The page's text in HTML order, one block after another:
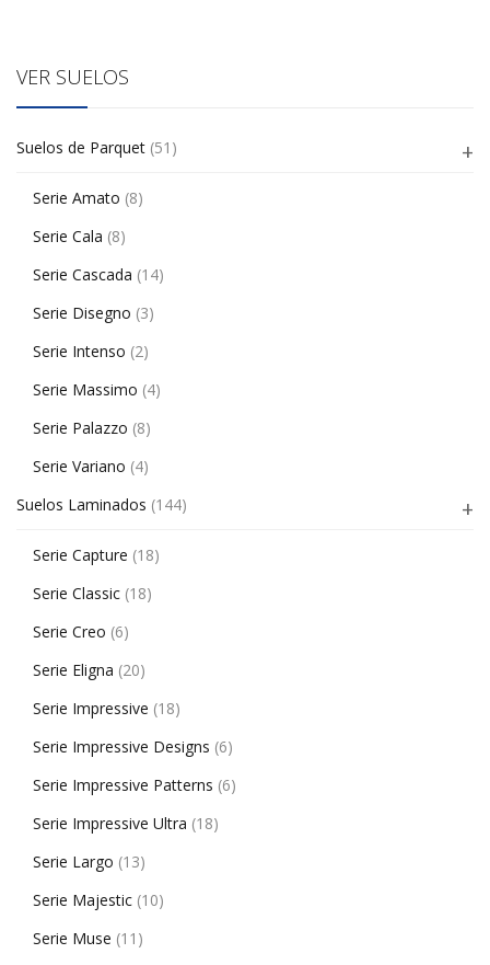
VER SUELOS
Suelos de Parquet (51)
Serie Amato (8)
Serie Cala (8)
Serie Cascada (14)
Serie Disegno (3)
Serie Intenso (2)
Serie Massimo (4)
Serie Palazzo (8)
Serie Variano (4)
Suelos Laminados (144)
Serie Capture (18)
Serie Classic (18)
Serie Creo (6)
Serie Eligna (20)
Serie Impressive (18)
Serie Impressive Designs (6)
Serie Impressive Patterns (6)
Serie Impressive Ultra (18)
Serie Largo (13)
Serie Majestic (10)
Serie Muse (11)